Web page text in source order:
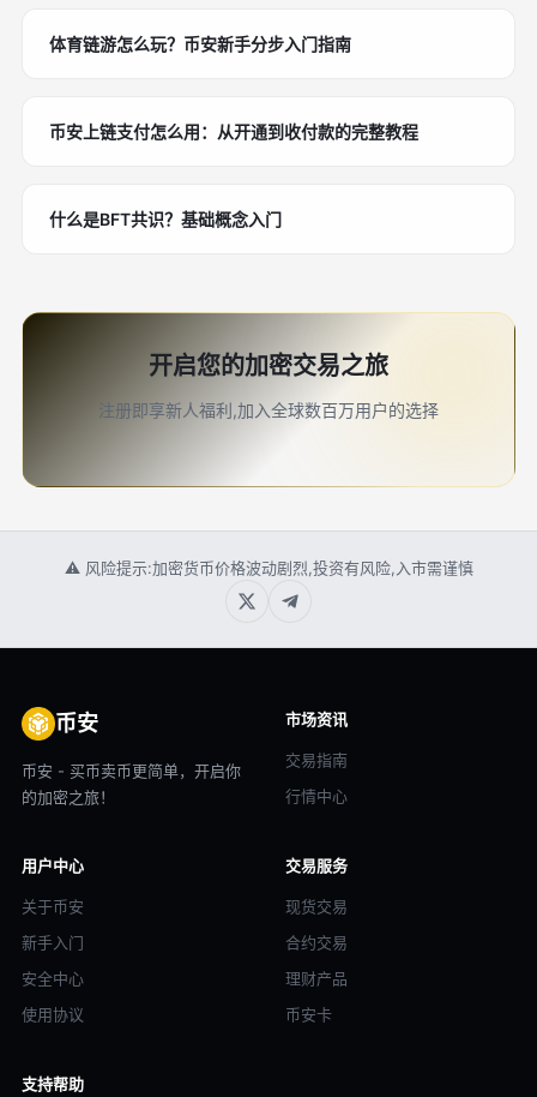
体育链游怎么玩？币安新手分步入门指南
币安上链支付怎么用：从开通到收付款的完整教程
什么是BFT共识？基础概念入门
开启您的加密交易之旅
注册即享新人福利,加入全球数百万用户的选择
⚠ 风险提示:加密货币价格波动剧烈,投资有风险,入市需谨慎
币安
币安 - 买币卖币更简单，开启你
的加密之旅！
市场资讯
交易指南
行情中心
用户中心
关于币安
新手入门
安全中心
使用协议
交易服务
现货交易
合约交易
理财产品
币安卡
支持帮助